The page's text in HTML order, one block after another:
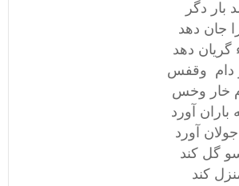
بار دگر
جان دهد
گریان دهد
دام وقفس
خار وخس
آورد
آورد
گل کند
کند